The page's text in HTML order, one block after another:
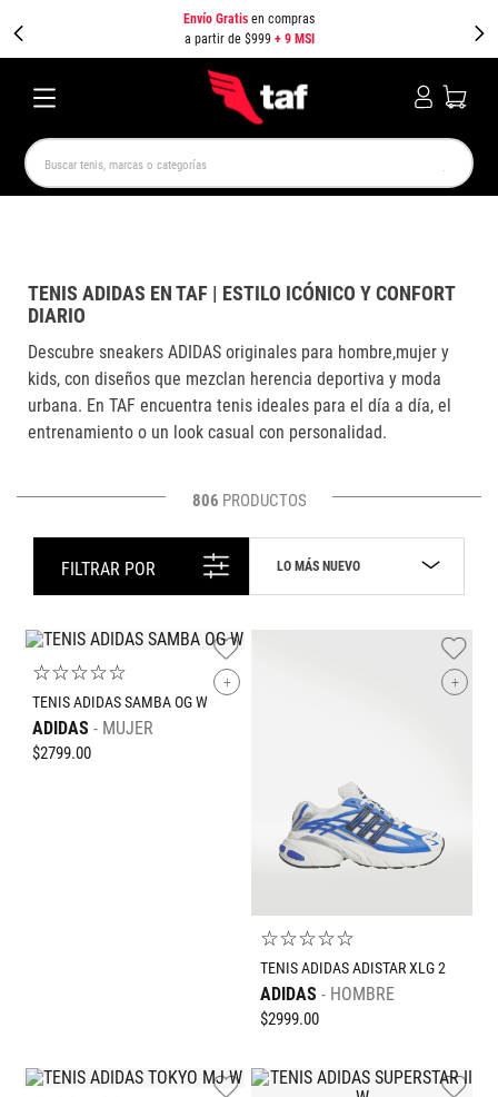
Envío Gratis en compras
a partir de $999 + 9 MSI
Buscar tenis, marcas o categorías
TENIS ADIDAS EN TAF | ESTILO ICÓNICO Y CONFORT
DIARIO
Descubre sneakers ADIDAS originales para hombre,mujer y
kids, con diseños que mezclan herencia deportiva y moda
urbana. En TAF encuentra tenis ideales para el día a día, el
entrenamiento o un look casual con personalidad.
806 PRODUCTOS
FILTRAR POR LO MÁS NUEVO
+
☆☆☆☆☆
TENIS ADIDAS SAMBA OG W
ADIDAS MUJER
$2799.00
+
☆☆☆☆☆
TENIS ADIDAS ADISTAR XLG 2
ADIDAS HOMBRE
$2999.00
SPEEDCAT SPEZIAL JORDAN 1 AIR MAX
PUMA SPEEDCAT